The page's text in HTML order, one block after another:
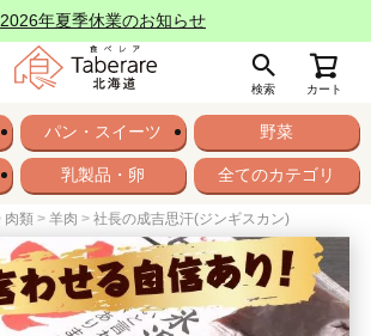
2026年夏季休業のお知らせ
検索 カート
パン・スイーツ 野菜
乳製品・卵 全てのカテゴリ
肉類 羊肉 社長の成吉思汗(ジンギスカン)